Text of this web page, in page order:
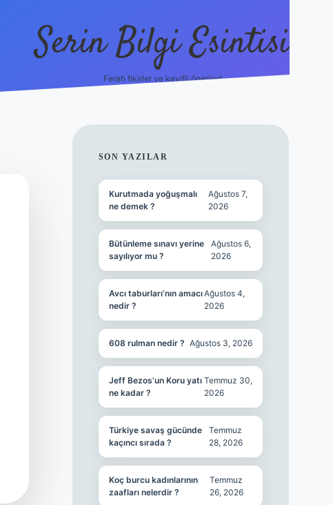
Serin Bilgi Esintisi
Ferah fikirler ve keyifli öneriler!
SIDEBAR
SON YAZILAR
Kurutmada yoğuşmalı
ne demek ?
Ağustos 7,
2026
Bütünleme sınavı yerine
sayılıyor mu ?
Ağustos 6,
2026
Avcı taburları’nın amacı
nedir ?
Ağustos 4,
2026
608 rulman nedir ? Ağustos 3, 2026
Jeff Bezos’un Koru yatı
ne kadar ?
Temmuz 30,
2026
Türkiye savaş gücünde
kaçıncı sırada ?
Temmuz
28, 2026
Koç burcu kadınlarının
zaafları nelerdir ?
Temmuz
26, 2026
ilbet giriş